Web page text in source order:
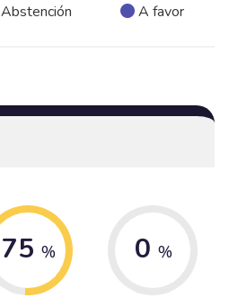
Abstención A favor
75 % 0 %